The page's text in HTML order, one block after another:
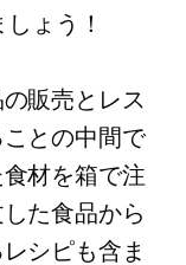
ょう！
販売とレス
との中間で
材を箱で注
た食品から
シピも含ま